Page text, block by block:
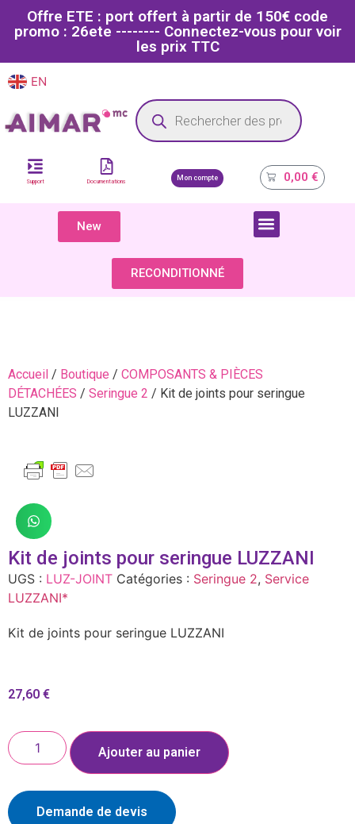
Offre ETE : port offert à partir de 150€ code
promo : 26ete -------- Connectez-vous pour voir
les prix TTC
EN
Site dédié aux professionnels de la santé
Support Documentations
Mon compte 0,00€
New
RECONDITIONNÉ
Accueil / Boutique / COMPOSANTS & PIÈCES
DÉTACHÉES / Seringue 2 / Kit de joints pour seringue
LUZZANI
Kit de joints pour seringue LUZZANI
UGS : LUZ-JOINT Catégories : Seringue 2, Service
LUZZANI*
Kit de joints pour seringue LUZZANI
27,60 €
Ajouter au panier
Demande de devis